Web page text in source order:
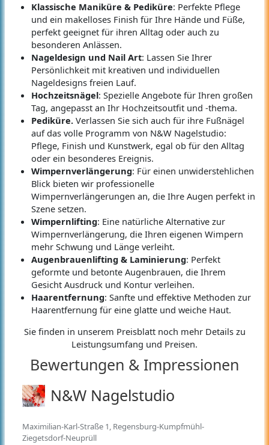
Klassische Maniküre & Pediküre: Perfekte Pflege
und ein makelloses Finish für Ihre Hände und Füße,
perfekt geeignet für ihren Alltag oder auch zu
besonderen Anlässen.
Nageldesign und Nail Art: Lassen Sie Ihrer
Persönlichkeit mit kreativen und individuellen
Nageldesigns freien Lauf.
Hochzeitsnägel: Spezielle Angebote für Ihren großen
Tag, angepasst an Ihr Hochzeitsoutfit und -thema.
Pediküre. Verlassen Sie sich auch für ihre Fußnägel
auf das volle Programm von N&W Nagelstudio:
Pflege, Finish und Kunstwerk, egal ob für den Alltag
oder ein besonderes Ereignis.
Wimpernverlängerung: Für einen unwiderstehlichen
Blick bieten wir professionelle
Wimpernverlängerungen an, die Ihre Augen perfekt in
Szene setzen.
Wimpernlifting: Eine natürliche Alternative zur
Wimpernverlängerung, die Ihren eigenen Wimpern
mehr Schwung und Länge verleiht.
Augenbrauenlifting & Laminierung: Perfekt
geformte und betonte Augenbrauen, die Ihrem
Gesicht Ausdruck und Kontur verleihen.
Haarentfernung: Sanfte und effektive Methoden zur
Haarentfernung für eine glatte und weiche Haut.
Sie finden in unserem Preisblatt noch mehr Details zu
Leistungsumfang und Preisen.
Bewertungen & Impressionen
N&W Nagelstudio
Maximilian-Karl-Straße 1, Regensburg-Kumpfmühl-
Ziegetsdorf-Neuprüll